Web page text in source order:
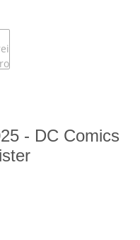
- DC Comics